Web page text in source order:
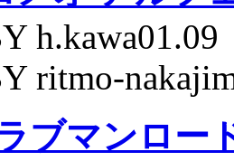
h.kawa01.09
ritmo-
ブマンロー